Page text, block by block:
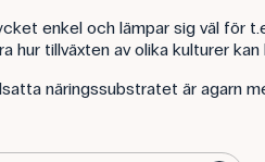
enkel och lämpar sig väl för
hur tillväxten av olika kulturer
näringssubstratet är agarn